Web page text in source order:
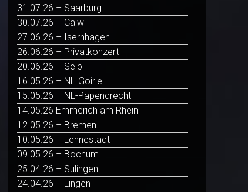
31.07.26 – Saarburg
30.07.26 – Calw
27.06.26 – Isernhagen
26.06.26 – Privatkonzert
20.06.26 – Selb
16.05.26 – NL-Goirle
15.05.26 – NL-Papendrecht
14.05.26 Emmerich am Rhein
12.05.26 – Bremen
10.05.26 – Lennestadt
09.05.26 – Bochum
25.04.26 – Sulingen
24.04.26 – Lingen